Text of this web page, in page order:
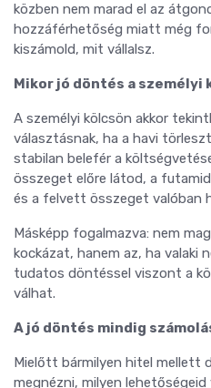
közben nem marad el az
hozzáférhetőség miatt még
kiszámold, mit vállalsz.
Mikor jó döntés a személyi
A személyi kölcsön akkor
választásnak, ha a havi
stabilan belefér a
összeget előre látod, a
és a felvett összeget valóban
Másképp fogalmazva: nem
kockázat, hanem az, ha valaki
tudatos döntéssel viszont a
válhat.
A jó döntés mindig
Mielőtt bármilyen hitel mellett
megnézni, milyen lehetőségeid